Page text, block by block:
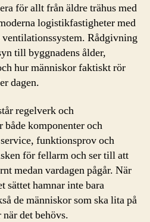
för allt från äldre trähus med
logistikfastigheter med
Rådgivning
till byggnadens ålder,
hur människor faktiskt rör
dagen.
regelverk och
komponenter och
funktionsprov och
för fellarm och ser till att
medan vardagen pågår. När
sättet hamnar inte bara
de människor som ska lita på
det behövs.